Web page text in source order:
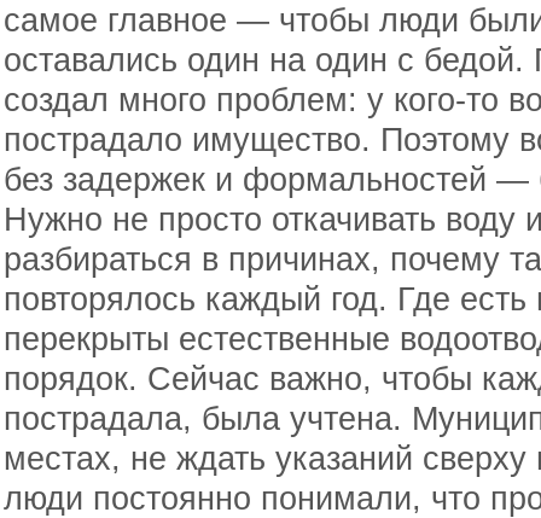
самое главное — чтобы люди
оставались один на один с
создал много проблем: у кого-то
пострадало имущество. Поэтому
без задержек и формальностей —
Нужно не просто откачивать воду
разбираться в причинах, почему
повторялось каждый год. Где есть
перекрыты естественные
порядок. Сейчас важно, чтобы
пострадала, была учтена.
местах, не ждать указаний
люди постоянно понимали, что